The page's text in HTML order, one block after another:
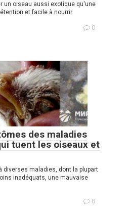
un oiseau aussi exotique qu'une
et facile à nourrir
0
des maladies
tuent les oiseaux et
diverses maladies, dont la plupart
inadéquats, une mauvaise
0